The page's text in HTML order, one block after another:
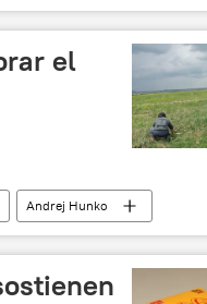
el
Andrej Hunko
del Boeing MH17